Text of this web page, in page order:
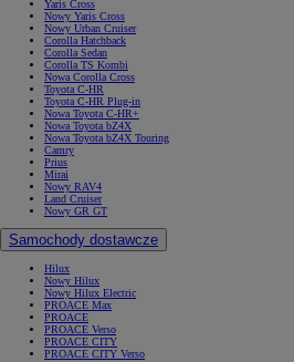
Yaris Cross
Nowy Yaris Cross
Nowy Urban Cruiser
Corolla Hatchback
Corolla Sedan
Corolla TS Kombi
Nowa Corolla Cross
Toyota C-HR
Toyota C-HR Plug-in
Nowa Toyota C-HR+
Nowa Toyota bZ4X
Nowa Toyota bZ4X Touring
Camry
Prius
Mirai
Nowy RAV4
Land Cruiser
Nowy GR GT
Samochody dostawcze
Hilux
Nowy Hilux
Nowy Hilux Electric
PROACE Max
PROACE
PROACE Verso
PROACE CITY
PROACE CITY Verso